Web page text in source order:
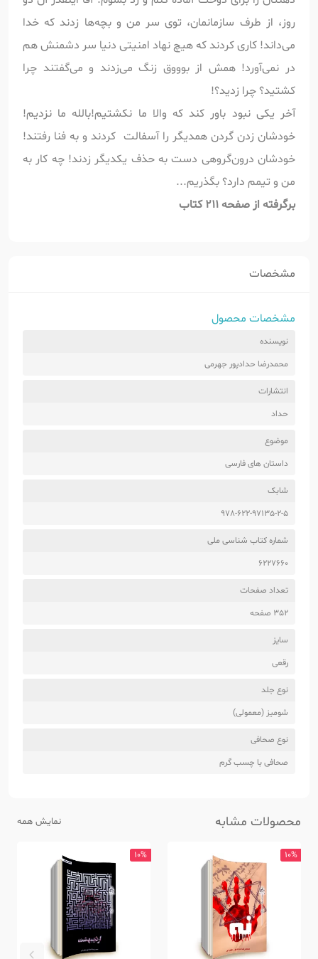
روز، از طرف سازمانمان، توی سر من و بچه‌ها زدند که خدا
می‌داند! کاری کردند که هیچ نهاد امنیتی دنیا سر دشمنش هم
در نمی‌آورد! همش از بوووق زنگ می‌زدند و می‌گفتند چرا
کشتید؟ چرا زدید؟!
آخر یکی نبود باور کند که والا ما نکشتیم!بالله ما نزدیم!
خودشان زدن گردن همدیگر را آسفالت کردند و به فنا رفتند!
خودشان درون‌گروهی دست به حذف یکدیگر زدند! چه کار به
من و تیمم دارد؟ بگذریم...
برگرفته از صفحه 211 کتاب
مشخصات
مشخصات محصول
نویسنده
محمدرضا حدادپور جهرمی
انتشارات
حداد
موضوع
داستان های فارسی
شابک
978-622-97135-2-5
شماره کتاب شناسی ملی
6227660
تعداد صفحات
352 صفحه
سایز
رقعی
نوع جلد
شومیز (معمولی)
نوع صحافی
صحافی با چسب گرم
محصولات مشابه نمایش همه
10%
10%